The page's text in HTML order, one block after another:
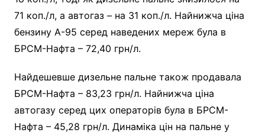
71 коп./л, а автогаз – на 31 коп./л. Найнижча ціна
бензину А-95 серед наведених мереж була в
БРСМ-Нафта – 72,40 грн/л.
Найдешевше дизельне пальне також продавала
БРСМ-Нафта – 83,23 грн/л. Найнижча ціна
автогазу серед цих операторів була в БРСМ-
Нафта – 45,28 грн/л. Динаміка цін на пальне у